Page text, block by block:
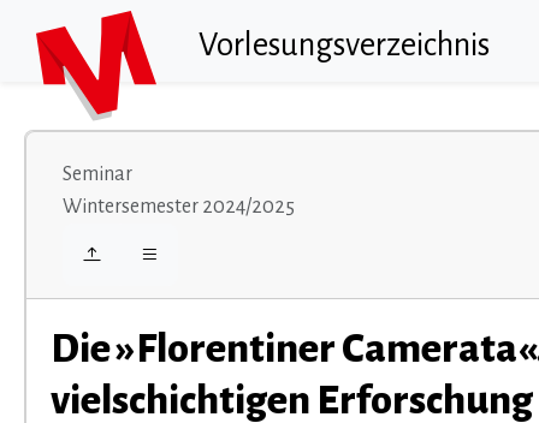
Vorlesungsverzeichnis
Seminar
Wintersemester 2024/2025
Die »Florentiner
vielschichtigen Erforschung